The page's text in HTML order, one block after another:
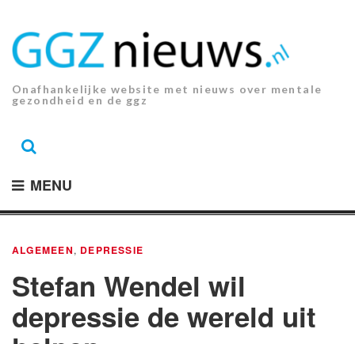
inhoud.
Onafhankelijke website met nieuws over mentale
gezondheid en de ggz
MENU
ALGEMEEN, DEPRESSIE
Stefan Wendel wil
depressie de wereld uit